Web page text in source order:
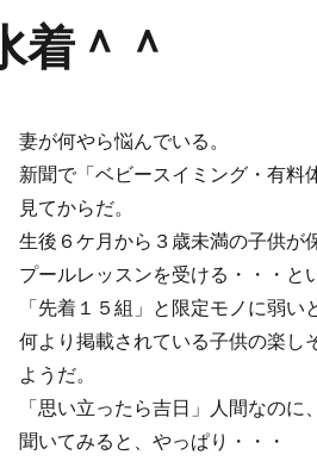
着＾＾
妻が何やら悩んでいる。
新聞で「ベビースイミング・有料
見てからだ。
生後６ケ月から３歳未満の子供が
プールレッスンを受ける・・・と
「先着１５組」と限定モノに弱い
何より掲載されている子供の楽し
ようだ。
「思い立ったら吉日」人間なのに
聞いてみると、やっぱり・・・